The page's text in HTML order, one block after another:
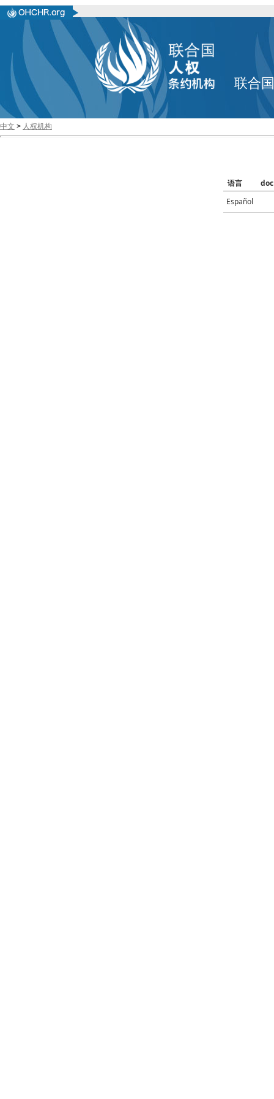
联合
中文 > 人权机构
语言
doc
Español